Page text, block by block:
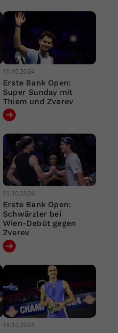
19.10.2024
Erste Bank Open:
Super Sunday mit
Thiem und Zverev
19.10.2024
Erste Bank Open:
Schwärzler bei
Wien-Debüt gegen
Zverev
19.10.2024